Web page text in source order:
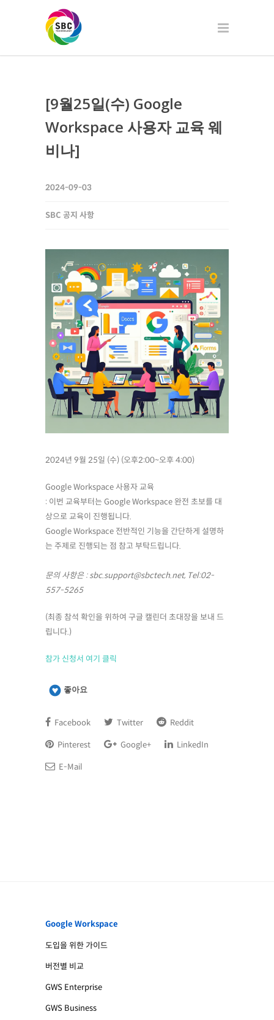
[9월25일(수) Google
Workspace 사용자 교육 웨
비나]
2024-09-03
SBC 공지 사항
2024년 9월 25일 (수) (오후2:00~오후 4:00)
Google Workspace 사용자 교육
: 이번 교육부터는 Google Workspace 완전 초보를 대
상으로 교육이 진행됩니다.
Google Workspace 전반적인 기능을 간단하게 설명하
는 주제로 진행되는 점 참고 부탁드립니다.
문의 사항은 : sbc.support@sbctech.net, Tel:02-
557-5265
(최종 참석 확인을 위하여 구글 캘린더 초대장을 보내 드
립니다.)
참가 신청서 여기 클릭
좋아요
Facebook Twitter Reddit
Pinterest Google+ LinkedIn
E-Mail
Google Workspace
도입을 위한 가이드
버전별 비교
GWS Enterprise
GWS Business